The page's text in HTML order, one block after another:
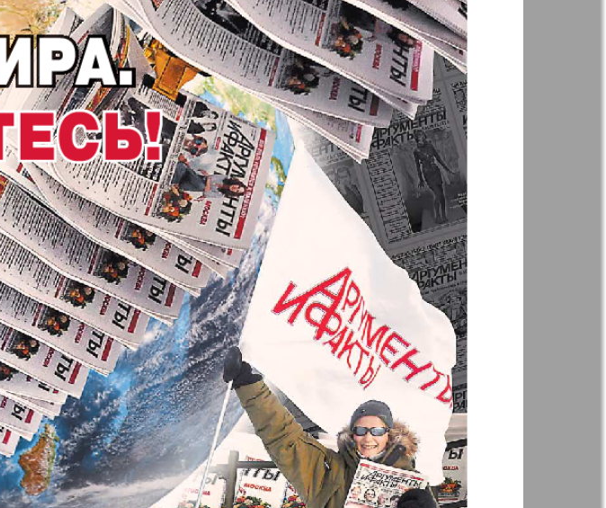
Акцент Англия
и
Артек Аугсбург-сити
Бизнес парк Будь здоров
Вестник-info Вечерняя газета
Vizainfo.cz Wadim
Diplomat Дом и семья
Еврейская газета
Еврейская
панорама